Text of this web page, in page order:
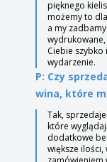
pięknego
możemy to
a my
Ciebie szybko
wydarzenie.
P: Czy
wina, które
Tak,
które
dodatkowe
większe ilości,